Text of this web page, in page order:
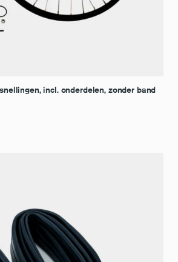
incl. onderdelen, zonder band